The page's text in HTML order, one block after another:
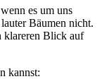
es um uns
Bäumen nicht.
klareren Blick auf
kannst: